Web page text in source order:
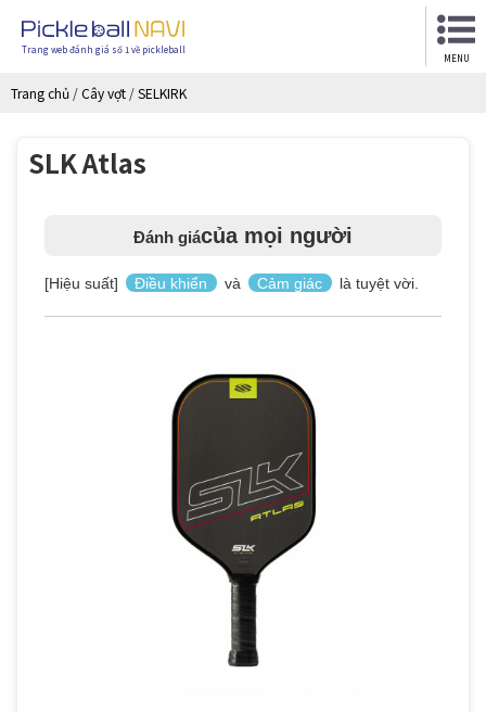
Trang web đánh giá số 1 về pickleball
MENU
Trang chủ /Cây vợt /SELKIRK
SLK Atlas
Đánh giácủa mọi người
[Hiệu suất] Điều khiển và Cảm giác là tuyệt vời.